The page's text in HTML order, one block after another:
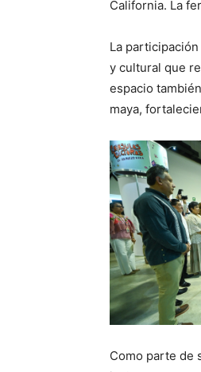
California. La
La
y cultural que
espacio
maya,
Como parte de